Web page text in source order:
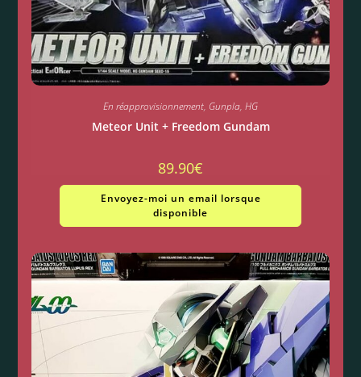
En réapprovisionnement, Gunpla, HG
Meteor Unit + Freedom Gundam
89.90€
Envoyez-moi un email lorsque
disponible